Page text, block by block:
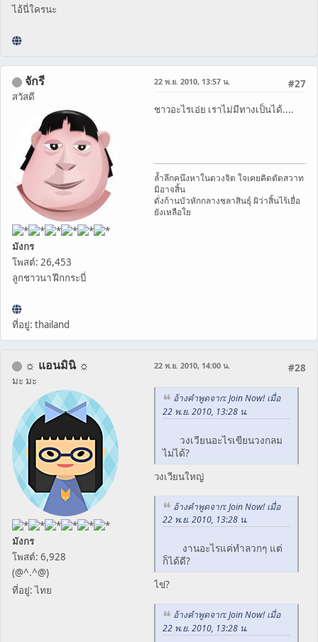
ไอ้นี่ใครนะ
จักรี
สวัสดี
มังกร
โพสต์: 26,453
ลูกชาวนา ฝึกกระบี่
ที่อยู่: thailand
#27
22 พ.ย. 2010, 13:57 น.
ชาวอะไรเอ่ย เราไม่มีทางเป็นได้....
ล้ำลึกคนึงหาในดวงจิต ใจเคยคิดตัดสวาท
มิอาจสิ้น
ดั่งก้านบัวหักกลางชลาสินธุ์ ผิว่าสิ้นไร้เยื่อ
ยังเหลือใย
☼ แอนมินิ ☼
มะ มะ
มังกร
โพสต์: 6,928
(@^.^@)
ที่อยู่: ไทย
#28
22 พ.ย. 2010, 14:00 น.
อ้างคำพูดจาก: Join Now! เมื่อ
22 พ.ย. 2010, 13:28 น.
วงเวียนอะไรเขียนวงกลม
ไม่ได้?
วงเวียนใหญ่
อ้างคำพูดจาก: Join Now! เมื่อ
22 พ.ย. 2010, 13:28 น.
งานอะไรแค่ทำลวกๆ แต่
ก็ได้ดี?
ไข่?
อ้างคำพูดจาก: Join Now! เมื่อ
22 พ.ย. 2010, 13:28 น.